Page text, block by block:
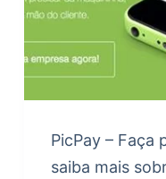
PicPay – Faça
saiba mais